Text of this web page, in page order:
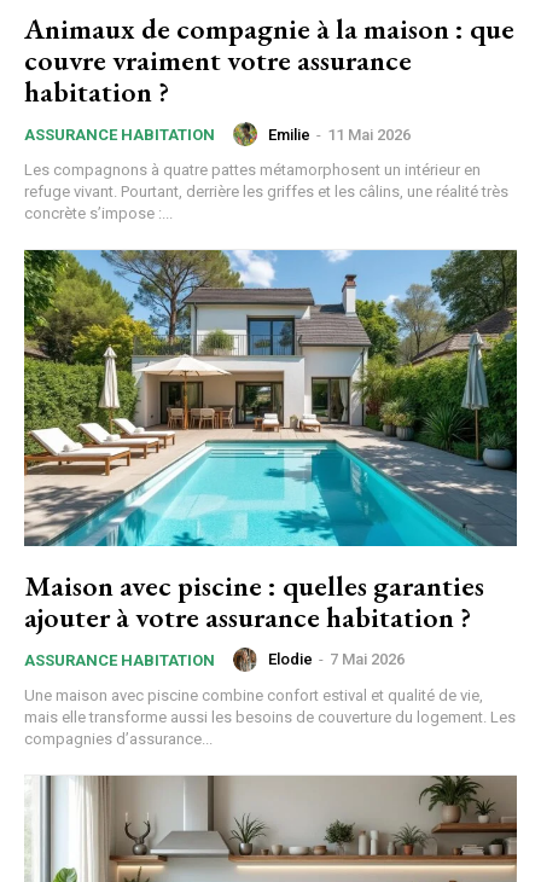
Animaux de compagnie à la maison : que
couvre vraiment votre assurance
habitation ?
ASSURANCE HABITATION Emilie - 11 Mai 2026
Les compagnons à quatre pattes métamorphosent un intérieur en
refuge vivant. Pourtant, derrière les griffes et les câlins, une réalité très
concrète s’impose :...
Maison avec piscine : quelles garanties
ajouter à votre assurance habitation ?
ASSURANCE HABITATION Elodie - 7 Mai 2026
Une maison avec piscine combine confort estival et qualité de vie,
mais elle transforme aussi les besoins de couverture du logement. Les
compagnies d’assurance...